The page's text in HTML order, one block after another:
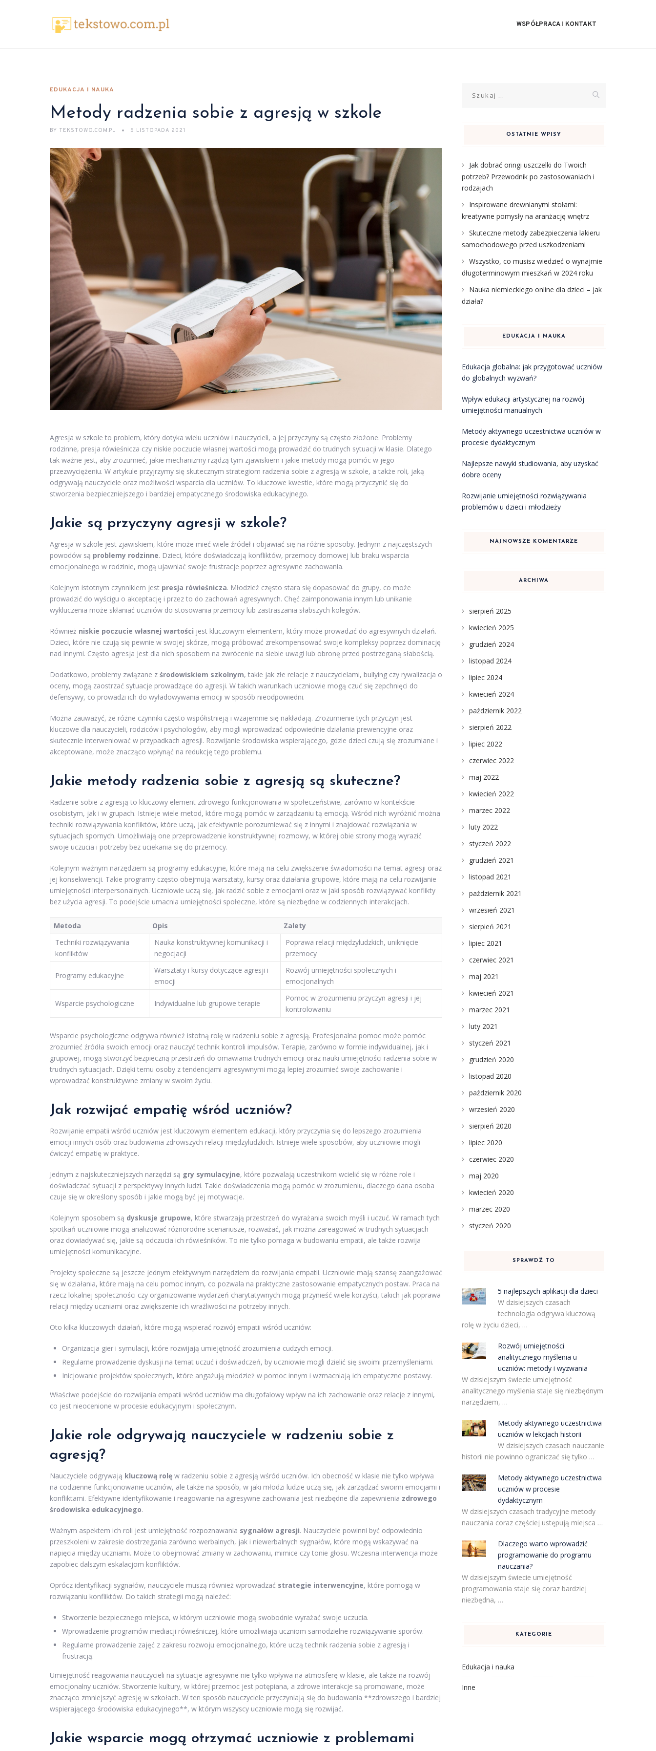
WSPÓŁPRACA I KONTAKT
EDUKACJA I NAUKA
Metody radzenia sobie z agresją w szkole
BY TEKSTOWO.COM.PL 5 LISTOPADA 2021
Agresja w szkole to problem, który dotyka wielu uczniów i nauczycieli, a jej przyczyny są często złożone. Problemy
rodzinne, presja rówieśnicza czy niskie poczucie własnej wartości mogą prowadzić do trudnych sytuacji w klasie. Dlatego
tak ważne jest, aby zrozumieć, jakie mechanizmy rządzą tym zjawiskiem i jakie metody mogą pomóc w jego
przezwyciężeniu. W artykule przyjrzymy się skutecznym strategiom radzenia sobie z agresją w szkole, a także roli, jaką
odgrywają nauczyciele oraz możliwości wsparcia dla uczniów. To kluczowe kwestie, które mogą przyczynić się do
stworzenia bezpieczniejszego i bardziej empatycznego środowiska edukacyjnego.
Jakie są przyczyny agresji w szkole?
Agresja w szkole jest zjawiskiem, które może mieć wiele źródeł i objawiać się na różne sposoby. Jednym z najczęstszych
powodów są problemy rodzinne. Dzieci, które doświadczają konfliktów, przemocy domowej lub braku wsparcia
emocjonalnego w rodzinie, mogą ujawniać swoje frustracje poprzez agresywne zachowania.
Kolejnym istotnym czynnikiem jest presja rówieśnicza. Młodzież często stara się dopasować do grupy, co może
prowadzić do wyścigu o akceptację i przez to do zachowań agresywnych. Chęć zaimponowania innym lub unikanie
wykluczenia może skłaniać uczniów do stosowania przemocy lub zastraszania słabszych kolegów.
Również niskie poczucie własnej wartości jest kluczowym elementem, który może prowadzić do agresywnych działań.
Dzieci, które nie czują się pewnie w swojej skórze, mogą próbować zrekompensować swoje kompleksy poprzez dominację
nad innymi. Często agresja jest dla nich sposobem na zwrócenie na siebie uwagi lub obronę przed postrzeganą słabością.
Dodatkowo, problemy związane z środowiskiem szkolnym, takie jak złe relacje z nauczycielami, bullying czy rywalizacja o
oceny, mogą zaostrzać sytuacje prowadzące do agresji. W takich warunkach uczniowie mogą czuć się zepchnięci do
defensywy, co prowadzi ich do wyładowywania emocji w sposób nieodpowiedni.
Można zauważyć, że różne czynniki często współistnieją i wzajemnie się nakładają. Zrozumienie tych przyczyn jest
kluczowe dla nauczycieli, rodziców i psychologów, aby mogli wprowadzać odpowiednie działania prewencyjne oraz
skutecznie interweniować w przypadkach agresji. Rozwijanie środowiska wspierającego, gdzie dzieci czują się zrozumiane i
akceptowane, może znacząco wpłynąć na redukcję tego problemu.
Jakie metody radzenia sobie z agresją są skuteczne?
Radzenie sobie z agresją to kluczowy element zdrowego funkcjonowania w społeczeństwie, zarówno w kontekście
osobistym, jak i w grupach. Istnieje wiele metod, które mogą pomóc w zarządzaniu tą emocją. Wśród nich wyróżnić można
techniki rozwiązywania konfliktów, które uczą, jak efektywnie porozumiewać się z innymi i znajdować rozwiązania w
sytuacjach spornych. Umożliwiają one przeprowadzenie konstruktywnej rozmowy, w której obie strony mogą wyrazić
swoje uczucia i potrzeby bez uciekania się do przemocy.
Kolejnym ważnym narzędziem są programy edukacyjne, które mają na celu zwiększenie świadomości na temat agresji oraz
jej konsekwencji. Takie programy często obejmują warsztaty, kursy oraz działania grupowe, które mają na celu rozwijanie
umiejętności interpersonalnych. Uczniowie uczą się, jak radzić sobie z emocjami oraz w jaki sposób rozwiązywać konflikty
bez użycia agresji. To podejście umacnia umiejętności społeczne, które są niezbędne w codziennych interakcjach.
Metoda Opis
Zalety
Techniki rozwiązywania
konfliktów
Nauka konstruktywnej komunikacji i
negocjacji
Poprawa relacji międzyludzkich, uniknięcie
przemocy
Programy edukacyjne
Warsztaty i kursy dotyczące agresji i
emocji
Rozwój umiejętności społecznych i
emocjonalnych
Wsparcie psychologiczne Indywidualne lub grupowe terapie
Pomoc w zrozumieniu przyczyn agresji i jej
kontrolowaniu
Wsparcie psychologiczne odgrywa również istotną rolę w radzeniu sobie z agresją. Profesjonalna pomoc może pomóc
zrozumieć źródła swoich emocji oraz nauczyć technik kontroli impulsów. Terapie, zarówno w formie indywidualnej, jak i
grupowej, mogą stworzyć bezpieczną przestrzeń do omawiania trudnych emocji oraz nauki umiejętności radzenia sobie w
trudnych sytuacjach. Dzięki temu osoby z tendencjami agresywnymi mogą lepiej zrozumieć swoje zachowanie i
wprowadzać konstruktywne zmiany w swoim życiu.
Jak rozwijać empatię wśród uczniów?
Rozwijanie empatii wśród uczniów jest kluczowym elementem edukacji, który przyczynia się do lepszego zrozumienia
emocji innych osób oraz budowania zdrowszych relacji międzyludzkich. Istnieje wiele sposobów, aby uczniowie mogli
ćwiczyć empatię w praktyce.
Jednym z najskuteczniejszych narzędzi są gry symulacyjne, które pozwalają uczestnikom wcielić się w różne role i
doświadczać sytuacji z perspektywy innych ludzi. Takie doświadczenia mogą pomóc w zrozumieniu, dlaczego dana osoba
czuje się w określony sposób i jakie mogą być jej motywacje.
Kolejnym sposobem są dyskusje grupowe, które stwarzają przestrzeń do wyrażania swoich myśli i uczuć. W ramach tych
spotkań uczniowie mogą analizować różnorodne scenariusze, rozważać, jak można zareagować w trudnych sytuacjach
oraz dowiadywać się, jakie są odczucia ich rówieśników. To nie tylko pomaga w budowaniu empatii, ale także rozwija
umiejętności komunikacyjne.
Projekty społeczne są jeszcze jednym efektywnym narzędziem do rozwijania empatii. Uczniowie mają szansę zaangażować
się w działania, które mają na celu pomoc innym, co pozwala na praktyczne zastosowanie empatycznych postaw. Praca na
rzecz lokalnej społeczności czy organizowanie wydarzeń charytatywnych mogą przynieść wiele korzyści, takich jak poprawa
relacji między uczniami oraz zwiększenie ich wrażliwości na potrzeby innych.
Oto kilka kluczowych działań, które mogą wspierać rozwój empatii wśród uczniów:
Organizacja gier i symulacji, które rozwijają umiejętność zrozumienia cudzych emocji.
Regularne prowadzenie dyskusji na temat uczuć i doświadczeń, by uczniowie mogli dzielić się swoimi przemyśleniami.
Inicjowanie projektów społecznych, które angażują młodzież w pomoc innym i wzmacniają ich empatyczne postawy.
Właściwe podejście do rozwijania empatii wśród uczniów ma długofalowy wpływ na ich zachowanie oraz relacje z innymi,
co jest nieocenione w procesie edukacyjnym i społecznym.
Jakie role odgrywają nauczyciele w radzeniu sobie z
agresją?
Nauczyciele odgrywają kluczową rolę w radzeniu sobie z agresją wśród uczniów. Ich obecność w klasie nie tylko wpływa
na codzienne funkcjonowanie uczniów, ale także na sposób, w jaki młodzi ludzie uczą się, jak zarządzać swoimi emocjami i
konfliktami. Efektywne identyfikowanie i reagowanie na agresywne zachowania jest niezbędne dla zapewnienia zdrowego
środowiska edukacyjnego.
Ważnym aspektem ich roli jest umiejętność rozpoznawania sygnałów agresji. Nauczyciele powinni być odpowiednio
przeszkoleni w zakresie dostrzegania zarówno werbalnych, jak i niewerbalnych sygnałów, które mogą wskazywać na
napięcia między uczniami. Może to obejmować zmiany w zachowaniu, mimice czy tonie głosu. Wczesna interwencja może
zapobiec dalszym eskalacjom konfliktów.
Oprócz identyfikacji sygnałów, nauczyciele muszą również wprowadzać strategie interwencyjne, które pomogą w
rozwiązaniu konfliktów. Do takich strategii mogą należeć:
Stworzenie bezpiecznego miejsca, w którym uczniowie mogą swobodnie wyrażać swoje uczucia.
Wprowadzenie programów mediacji rówieśniczej, które umożliwiają uczniom samodzielne rozwiązywanie sporów.
Regularne prowadzenie zajęć z zakresu rozwoju emocjonalnego, które uczą technik radzenia sobie z agresją i
frustracją.
Umiejętność reagowania nauczycieli na sytuacje agresywne nie tylko wpływa na atmosferę w klasie, ale także na rozwój
emocjonalny uczniów. Stworzenie kultury, w której przemoc jest potępiana, a zdrowe interakcje są promowane, może
znacząco zmniejszyć agresję w szkołach. W ten sposób nauczyciele przyczyniają się do budowania **zdrowszego i bardziej
wspierającego środowiska edukacyjnego**, w którym wszyscy uczniowie mogą się rozwijać.
Jakie wsparcie mogą otrzymać uczniowie z problemami
OSTATNIE WPISY
Jak dobrać oringi uszczelki do Twoich
potrzeb? Przewodnik po zastosowaniach i
rodzajach
Inspirowane drewnianymi stołami:
kreatywne pomysły na aranżację wnętrz
Skuteczne metody zabezpieczenia lakieru
samochodowego przed uszkodzeniami
Wszystko, co musisz wiedzieć o wynajmie
długoterminowym mieszkań w 2024 roku
Nauka niemieckiego online dla dzieci – jak
działa?
EDUKACJA I NAUKA
Edukacja globalna: jak przygotować uczniów
do globalnych wyzwań?
Wpływ edukacji artystycznej na rozwój
umiejętności manualnych
Metody aktywnego uczestnictwa uczniów w
procesie dydaktycznym
Najlepsze nawyki studiowania, aby uzyskać
dobre oceny
Rozwijanie umiejętności rozwiązywania
problemów u dzieci i młodzieży
NAJNOWSZE KOMENTARZE
ARCHIWA
sierpień 2025
kwiecień 2025
grudzień 2024
listopad 2024
lipiec 2024
kwiecień 2024
październik 2022
sierpień 2022
lipiec 2022
czerwiec 2022
maj 2022
kwiecień 2022
marzec 2022
luty 2022
styczeń 2022
grudzień 2021
listopad 2021
październik 2021
wrzesień 2021
sierpień 2021
lipiec 2021
czerwiec 2021
maj 2021
kwiecień 2021
marzec 2021
luty 2021
styczeń 2021
grudzień 2020
listopad 2020
październik 2020
wrzesień 2020
sierpień 2020
lipiec 2020
czerwiec 2020
maj 2020
kwiecień 2020
marzec 2020
styczeń 2020
SPRAWDŹ TO
5 najlepszych aplikacji dla dzieci
W dzisiejszych czasach
technologia odgrywa kluczową
rolę w życiu dzieci, …
Rozwój umiejętności
analitycznego myślenia u
uczniów: metody i wyzwania
W dzisiejszym świecie umiejętność
analitycznego myślenia staje się niezbędnym
narzędziem, …
Metody aktywnego uczestnictwa
uczniów w lekcjach historii
W dzisiejszych czasach nauczanie
historii nie powinno ograniczać się tylko …
Metody aktywnego uczestnictwa
uczniów w procesie
dydaktycznym
W dzisiejszych czasach tradycyjne metody
nauczania coraz częściej ustępują miejsca …
Dlaczego warto wprowadzić
programowanie do programu
nauczania?
W dzisiejszym świecie umiejętność
programowania staje się coraz bardziej
niezbędna, …
KATEGORIE
Edukacja i nauka
Inne